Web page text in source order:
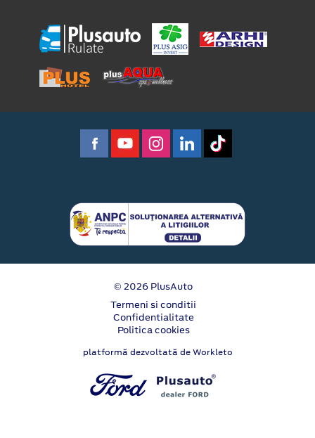
© 2026 PlusAuto
Termeni si conditii
Confidentialitate
Politica cookies
platformă dezvoltată de Workleto